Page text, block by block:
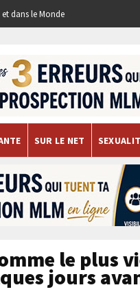
dans le Monde
SUR LE NET
le plus
jours